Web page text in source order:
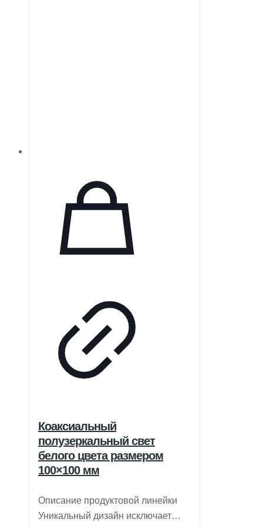
Коаксиальный
полузеркальный свет
белого цвета размером
100×100 мм
Описание продуктовой линейки
Уникальный дизайн исключает